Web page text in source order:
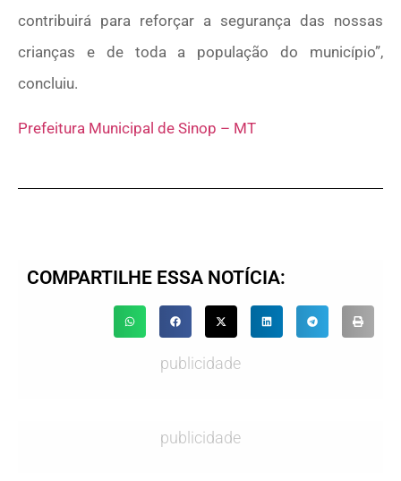
contribuirá para reforçar a segurança das nossas
crianças e de toda a população do município”,
concluiu.
Prefeitura Municipal de Sinop – MT
COMPARTILHE ESSA NOTÍCIA:
publicidade
publicidade